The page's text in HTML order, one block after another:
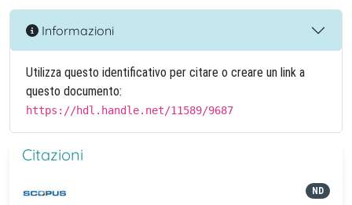
Informazioni
Utilizza questo identificativo per citare o creare un link a
questo documento:
https://hdl.handle.net/11589/9687
Citazioni
ND